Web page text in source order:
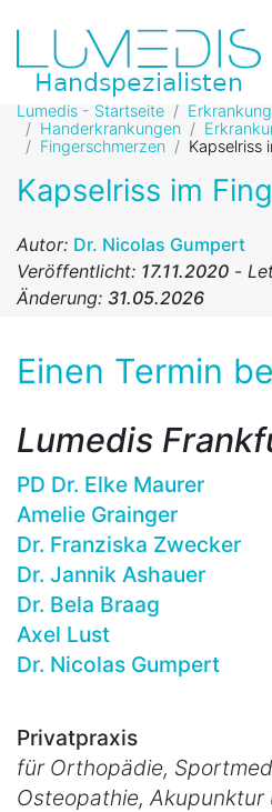
Lumedis - Startseite
Handerkrankungen
Fingerschmerzen
Kapselriss
Kapselriss im
Autor: Dr. Nicolas Gumpert
Veröffentlicht: 17.11.2020 -
Änderung: 31.05.2026
Einen Termin
Lumedis
PD Dr. Elke Maurer
Amelie Grainger
Dr. Franziska Zwecker
Dr. Jannik Ashauer
Dr. Bela Braag
Axel Lust
Dr. Nicolas Gumpert
Privatpraxis
für Orthopädie,
Osteopathie, Akupunktur